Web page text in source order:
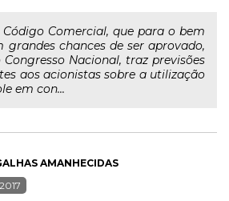
Comercial, que para o bem
chances de ser aprovado,
Congresso Nacional, traz previsões
aos acionistas sobre a utilização
em con...
AMANHECIDAS